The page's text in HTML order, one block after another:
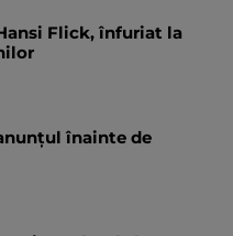
Flick, înfuriat la
înainte de